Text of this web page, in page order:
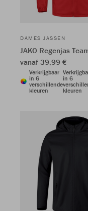
DAMES JASSEN
JAKO Regenjas
vanaf 39,99 €
Verkrijgbaar
in 6
verschillende
kleuren
in 6
kleuren